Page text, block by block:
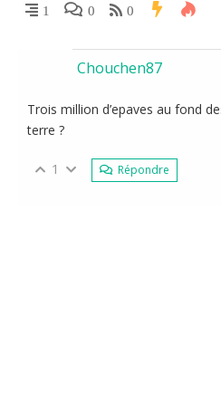
1 0 0
Chouchen87
Trois million d’epaves au fond
terre ?
1 Répondre